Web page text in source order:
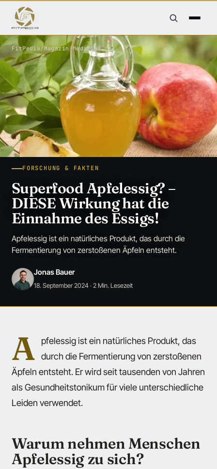
FitPedia/Magazin/Medizin
FORSCHUNG & FAKTEN
Superfood Apfelessig? –
DIESE Wirkung hat die
Einnahme des Essigs!
Apfelessig ist ein natürliches Produkt, das durch die
Fermentierung von zerstoßenen Äpfeln entsteht.
Jonas Bauer
18. September 2024· 2 Min. Lesezeit
A
pfelessig ist ein natürliches Produkt, das
durch die Fermentierung von zerstoßenen
Äpfeln entsteht. Er wird seit tausenden von Jahren
als Gesundheitstonikum für viele unterschiedliche
Leiden verwendet.
Warum nehmen Menschen
Apfelessig zu sich?